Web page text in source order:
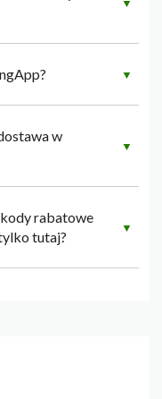
▼
w
▼
rabatowe
tutaj?
▼